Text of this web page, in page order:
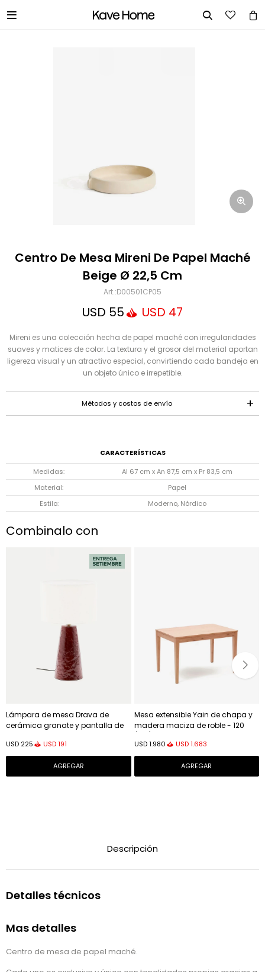
 
Centro De Mesa Mireni De Papel Maché
Beige Ø 22,5 Cm
D00501CP05
USD 55 USD 47
Mireni es una colección hecha de papel maché con irregularidades
suaves y matices de color. La textura y el grosor del material aportan
ligereza visual y un atractivo especial, convirtiendo cada bandeja en
un objeto único e irrepetible.
Métodos y costos de envío
CARACTERÍSTICAS
Medidas
Al 67 cm x An 87,5 cm x Pr 83,5 cm
Material
Papel
Estilo
Moderno, Nórdico
Combinalo con
Lámpara de mesa Drava de
cerámica granate y pantalla de
USD 225 USD191
Mesa extensible Yain de chapa y
madera maciza de roble - 120
USD 1.980 USD 1.683
Descripción
Detalles técnicos
Mas detalles
Centro de mesa de papel maché.
Correo electrónico